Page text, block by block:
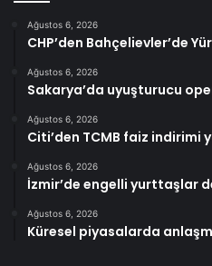
Ağustos 6, 2026
CHP’den Bahçelievler’de
Ağustos 6, 2026
Sakarya’da uyuşturucu
Ağustos 6, 2026
Citi’den TCMB faiz indirimi
Ağustos 6, 2026
İzmir’de engelli yurttaşlar
Ağustos 6, 2026
Küresel piyasalarda